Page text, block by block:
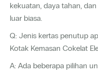
kekuatan, daya tahan,
luar biasa.
Q: Jenis kertas penutup
Kotak Kemasan Cokelat
A: Ada beberapa pilihan